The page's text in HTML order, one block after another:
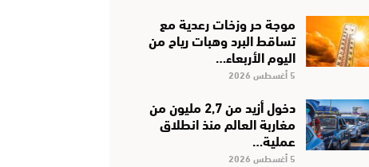
موجة حر وزخات رعدية مع
تساقط البرد وهبات رياح من
اليوم الأربعاء…
5 أغسطس 2026
دخول أزيد من 2,7 مليون من
مغاربة العالم منذ انطلاق
عملية…
5 أغسطس 2026